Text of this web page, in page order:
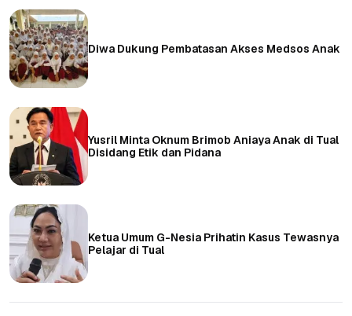
Diwa Dukung Pembatasan Akses Medsos Anak
Yusril Minta Oknum Brimob Aniaya Anak di Tual
Disidang Etik dan Pidana
Ketua Umum G-Nesia Prihatin Kasus Tewasnya
Pelajar di Tual